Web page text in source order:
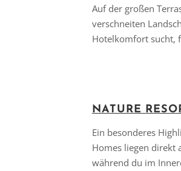
Auf der großen
verschneiten
Hotelkomfort sucht,
NATURE
Ein besonderes
Homes liegen direkt
während du im